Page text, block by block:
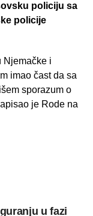
policiju sa
policije
Njemačke i
imao čast da sa
sporazum o
je Rode na
u fazi